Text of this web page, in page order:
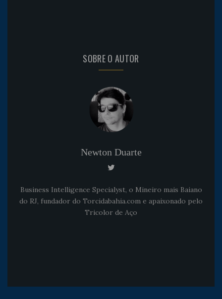
SOBRE O AUTOR
Newton Duarte
Business Intelligence Specialyst, o Mineiro mais Baiano
do RJ, fundador do Torcidabahia.com e apaixonado pelo
Tricolor de Aço